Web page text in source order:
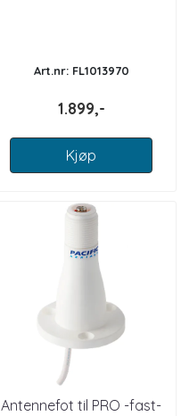
Art.nr: FL1013970
1.899,-
Kjøp
Antennefot til PRO -fast-